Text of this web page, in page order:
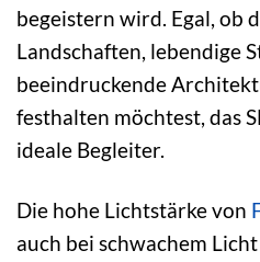
begeistern wird. Egal, ob
Landschaften, lebendige
beeindruckende
festhalten möchtest, das
ideale Begleiter.
Die hohe Lichtstärke von
auch bei schwachem